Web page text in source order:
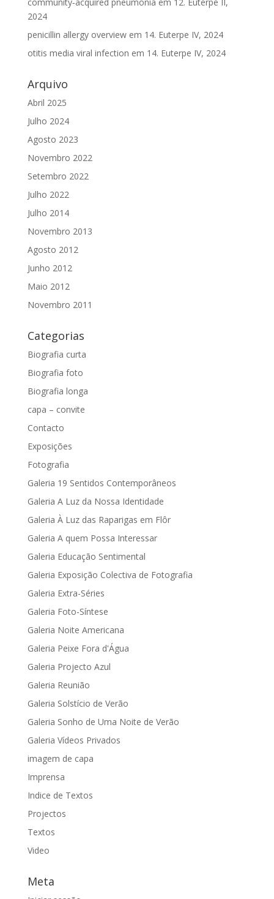
community‑acquired pneumonia em 12. Euterpe II,
2024
penicillin allergy overviewem 14. Euterpe IV, 2024
otitis media viral infection em 14. Euterpe IV, 2024
Arquivo
Abril 2025
Julho 2024
Agosto 2023
Novembro 2022
Setembro 2022
Julho 2022
Julho 2014
Novembro 2013
Agosto 2012
Junho 2012
Maio 2012
Novembro 2011
Categorias
Biografia curta
Biografia foto
Biografia longa
capa – convite
Contacto
Exposições
Fotografia
Galeria 19 Sentidos Contemporâneos
Galeria A Luz da Nossa Identidade
Galeria À Luz das Raparigas em Flôr
Galeria A quem Possa Interessar
Galeria Educação Sentimental
Galeria Exposição Colectiva de Fotografia
Galeria Extra-Séries
Galeria Foto-Síntese
Galeria Noite Americana
Galeria Peixe Fora d'Água
Galeria Projecto Azul
Galeria Reunião
Galeria Solstício de Verão
Galeria Sonho de Uma Noite de Verão
Galeria Vídeos Privados
imagem de capa
Imprensa
Indice de Textos
Projectos
Textos
Video
Meta